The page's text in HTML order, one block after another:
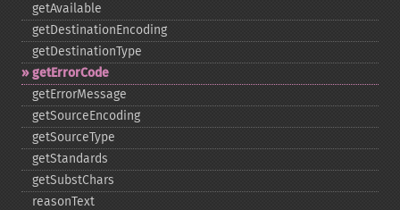
getAvailable
getDestinationEncoding
getDestinationType
getErrorCode
getErrorMessage
getSourceEncoding
getSourceType
getStandards
getSubstChars
reasonText